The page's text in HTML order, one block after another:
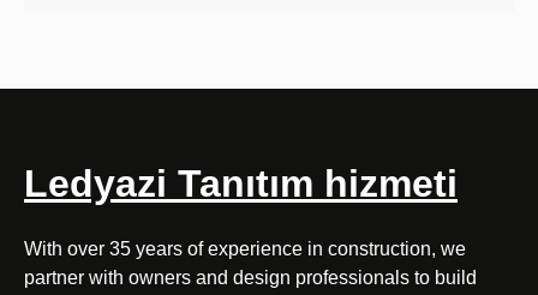
Ledyazi Tanıtım hizmeti
With over 35 years of experience in construction, we
partner with owners and design professionals to build